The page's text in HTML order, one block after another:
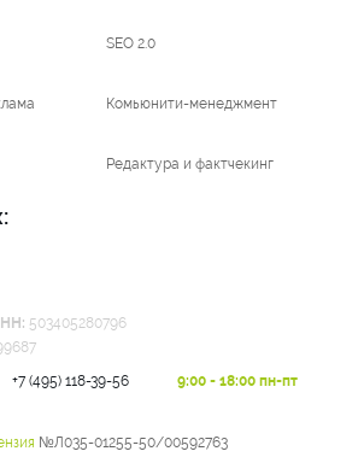
SEO 2.0
Комьюнити-менеджмент
Редактура и фактчекинг
503405280796
+7 (495) 118-39-56
9:00 - 18:00 пн-пт
№Л035-01255-50/00592763